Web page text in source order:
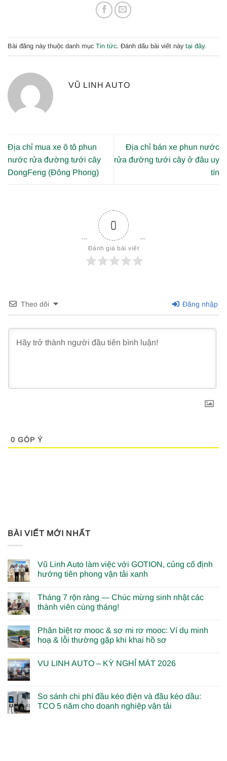
Bài đăng này thuộc danh mục Tin tức. Đánh dấu bài viết này tại đây.
VŨ LINH AUTO
Địa chỉ mua xe ô tô phun
nước rửa đường tưới cây
DongFeng (Đông Phong)
Địa chỉ bán xe phun nước
rửa đường tưới cây ở đâu uy
tín
0
Đánh giá bài viết
Theo dõi Đăng nhập
0 GÓP Ý
BÀI VIẾT MỚI NHẤT
Vũ Linh Auto làm việc với GOTION, củng cố định
hướng tiên phong vận tải xanh
Tháng 7 rộn ràng — Chúc mừng sinh nhật các
thành viên cùng tháng!
Phân biệt rơ mooc & sơ mi rơ mooc: Ví dụ minh
hoạ & lỗi thường gặp khi khai hồ sơ
VU LINH AUTO – KỲ NGHỈ MÁT 2026
So sánh chi phí đầu kéo điện và đầu kéo dầu:
TCO 5 năm cho doanh nghiệp vận tải